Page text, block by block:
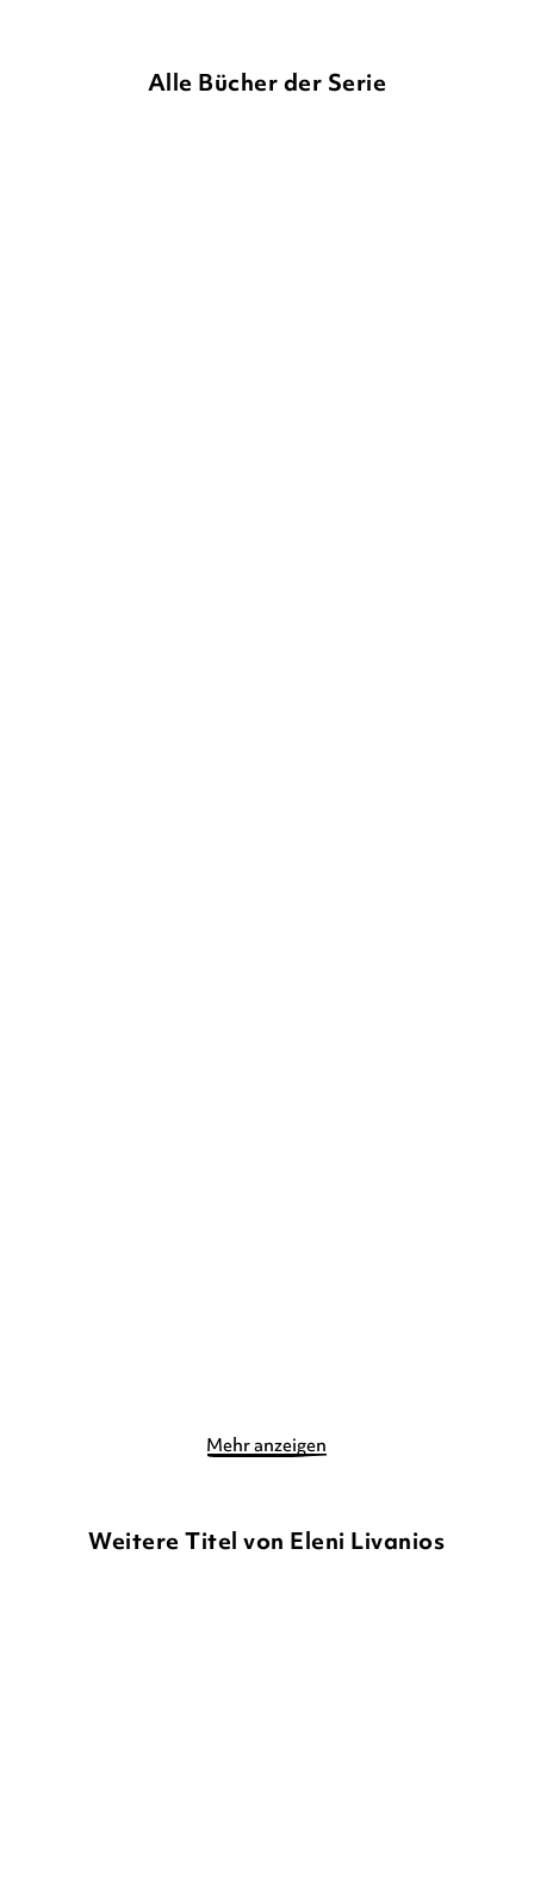
Alle Bücher der Serie
Mehr anzeigen
Weitere Titel von Eleni Livanios